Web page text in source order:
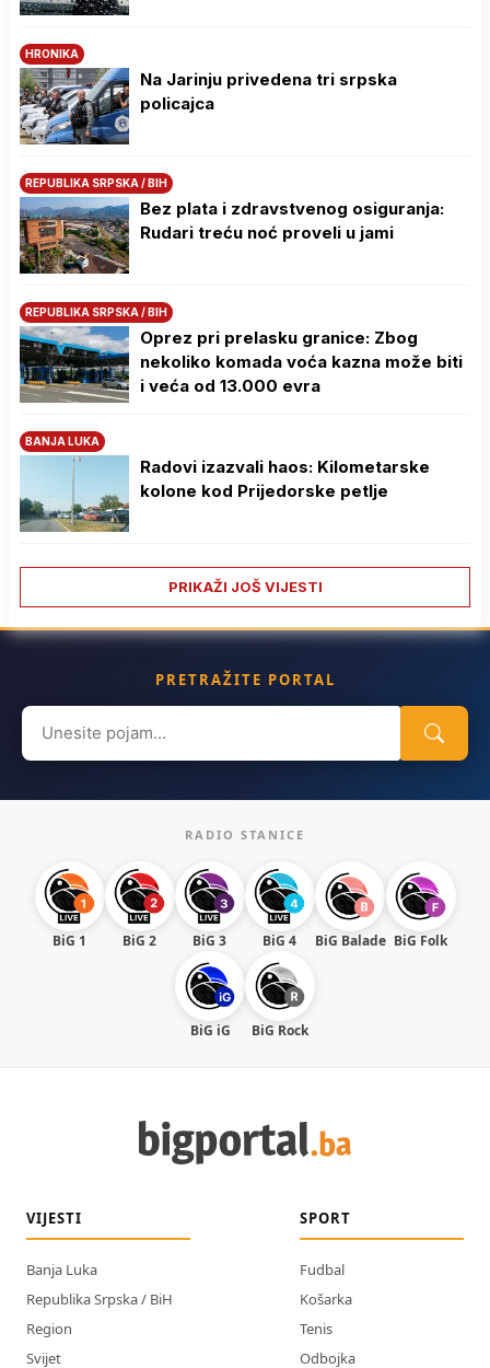
HRONIKA
Na Јarinju privedena tri srpska
policajca
REPUBLIKA SRPSKA / BIH
Bez plata i zdravstvenog osiguranja:
Rudari treću noć proveli u jami
REPUBLIKA SRPSKA / BIH
Oprez pri prelasku granice: Zbog
nekoliko komada voća kazna može biti
i veća od 13.000 evra
BANJA LUKA
Radovi izazvali haos: Kilometarske
kolone kod Prijedorske petlje
PRIKAŽI JOŠ VIJESTI
PRETRAŽITE PORTAL
Search
for:
RADIO STANICE
BiG 1 BiG 2 BiG 3 BiG 4 BiG Balade BiG Folk
BiG iG BiG Rock
VIJESTI
Banja Luka
Republika Srpska / BiH
Region
Svijet
SPORT
Fudbal
Košarka
Tenis
Odbojka